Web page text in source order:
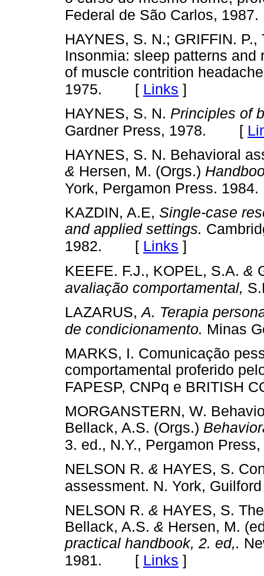
Federal de São Carlos, 1987.
HAYNES, S. N.; GRIFFIN.
Insonmia: sleep patterns
of muscle contrition
1975. [ Links ]
HAYNES, S. N. Principles of
Gardner Press, 1978. [
HAYNES, S. N. Behavioral
& Hersen, M. (Orgs.)
York, Pergamon Press. 1984.
KAZDIN, A.E, Single-case
and applied settings.
1982. [ Links ]
KEEFE. F.J., KOPEL, S.A. &
avaliação comportamental,
LAZARUS,A. Terapia
de condicionamento. Minas
MARKS, I. Comunicação
comportamental proferido
FAPESP, CNPq e BRITISH
MORGANSTERN, W.
Bellack, A.S. (Orgs.)
3. ed., N.Y., Pergamon
NELSON R. & HAYES, S.
assessment. N. York,
NELSON R. & HAYES, S.
Bellack, A.S. & Hersen, M.
practical handbook, 2. ed,.
1981. [ Links ]